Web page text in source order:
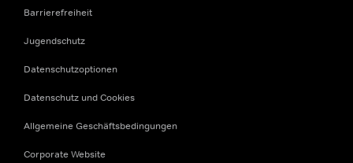
Barrierefreiheit
Jugendschutz
Datenschutzoptionen
Datenschutz und Cookies
Allgemeine Geschäftsbedingungen
Corporate Website